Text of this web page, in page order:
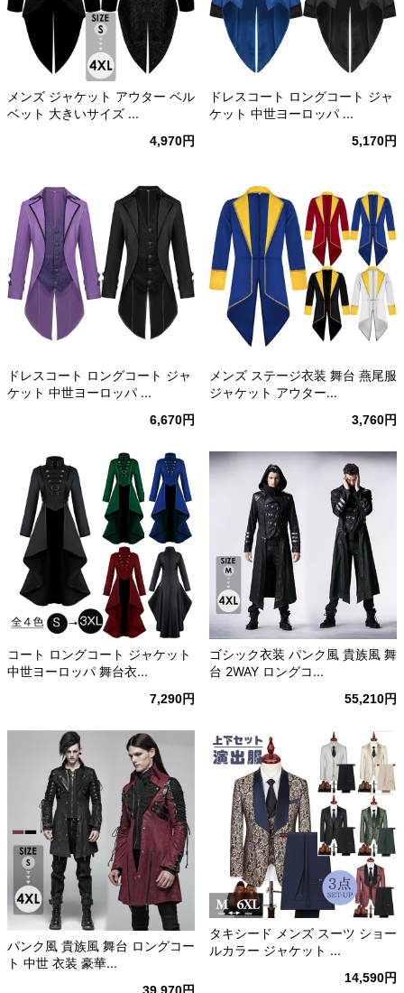
メンズ ジャケット アウター ベル
ベット 大きいサイズ ...
4,970円
ドレスコート ロングコート ジャ
ケット 中世ヨーロッパ ...
5,170円
ドレスコート ロングコート ジャ
ケット 中世ヨーロッパ ...
6,670円
メンズ ステージ衣装 舞台 燕尾服
ジャケット アウター...
3,760円
コート ロングコート ジャケット
中世ヨーロッパ 舞台衣...
7,290円
ゴシック衣装 パンク風 貴族風 舞
台 2WAY ロングコ...
55,210円
パンク風 貴族風 舞台 ロングコー
ト 中世 衣装 豪華...
タキシード メンズ スーツ ショー
ルカラー ジャケット ...
14,590円